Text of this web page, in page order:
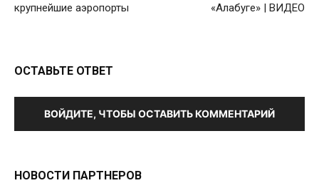
крупнейшие аэропорты
«Алабуге» | ВИДЕО
ОСТАВЬТЕ ОТВЕТ
ВОЙДИТЕ, ЧТОБЫ ОСТАВИТЬ КОММЕНТАРИЙ
НОВОСТИ ПАРТНЕРОВ